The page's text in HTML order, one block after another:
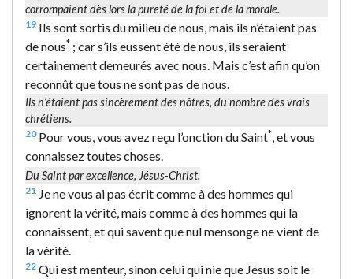
corrompaient dès lors la pureté de la foi et de la morale.
19 Ils sont sortis du milieu de nous, mais ils n’étaient pas
de nous* ; car s’ils eussent été de nous, ils seraient
certainement demeurés avec nous. Mais c’est afin qu’on
reconnût que tous ne sont pas de nous.
Ils n’étaient pas sincèrement des nôtres, du nombre des vrais
chrétiens.
20Pour vous, vous avez reçu l’onction du Saint* , et vous
connaissez toutes choses.
Du Saint par excellence, Jésus-Christ.
21 Je ne vous ai pas écrit comme à des hommes qui
ignorent la vérité, mais comme à des hommes qui la
connaissent, et qui savent que nul mensonge ne vient de
la vérité.
22 Qui est menteur, sinon celui qui nie que Jésus soit le